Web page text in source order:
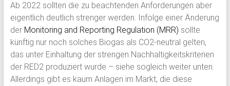
Ab 2022 sollten die zu beachtenden Anforderungen aber
eigentlich deutlich strenger werden. Infolge einer Änderung
der Monitoring and Reporting Regulation (MRR) sollte
künftig nur noch solches Biogas als CO2-neutral gelten,
das unter Einhaltung der strengen Nachhaltigkeitskriterien
der RED2 produziert wurde – siehe sogleich weiter unten.
Allerdings gibt es kaum Anlagen im Markt, die diese